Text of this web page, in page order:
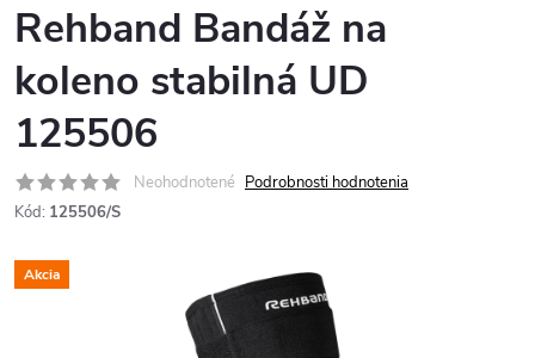
Rehband Bandáž na
koleno stabilná UD
125506
Neohodnotené Podrobnosti hodnotenia
Kód: 125506/S
Akcia